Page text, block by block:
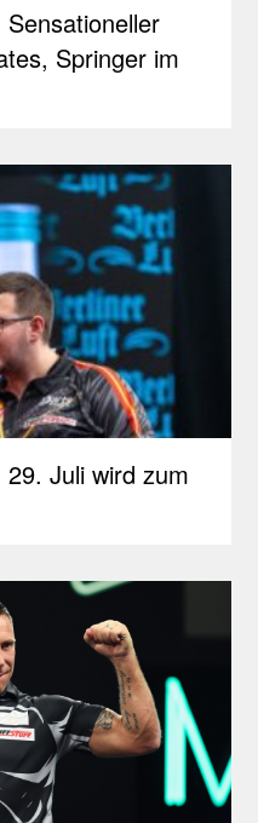
Springer im
Juli wird zum